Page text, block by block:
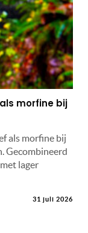
morfine bij
als morfine bij
Gecombineerd
lager
31 juli 2026